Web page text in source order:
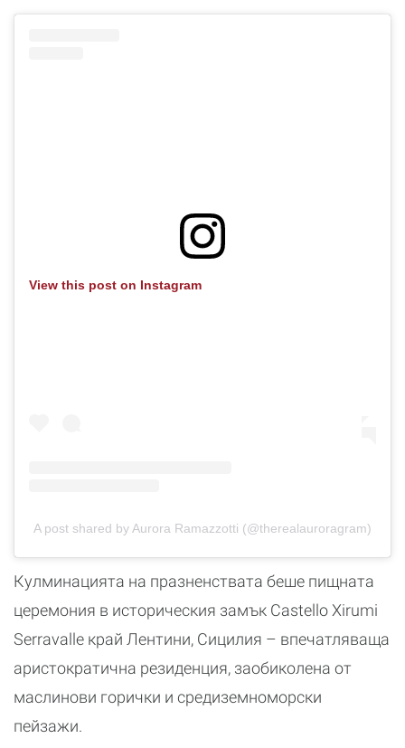
View this post on Instagram
A post shared by Aurora Ramazzotti (@therealauroragram)
Кулминацията на празненствата беше пищната
церемония в историческия замък Castello Xirumi
Serravalle край Лентини, Сицилия – впечатляваща
аристократична резиденция, заобиколена от
маслинови горички и средиземноморски
пейзажи.